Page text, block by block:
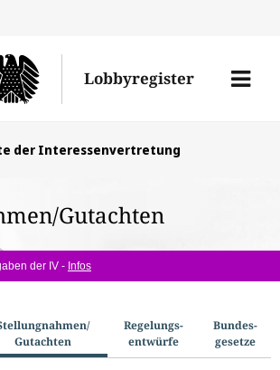
den
Lobbyregister
Menü
der Interessenvertretung
Gutachten
der IV - Infos
Gutachten
Regelungs­
entwürfe
Bundes­
gesetze